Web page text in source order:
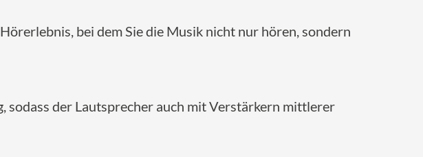
bei dem Sie die Musik nicht nur hören, sondern
sodass der Lautsprecher auch mit Verstärkern mittlerer